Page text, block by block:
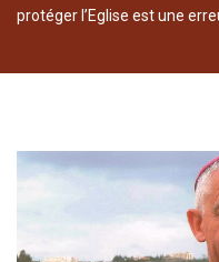
protéger l’Eglise est une